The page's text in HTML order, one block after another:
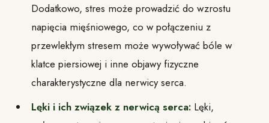
Dodatkowo, stres może prowadzić do wzrostu
napięcia mięśniowego, co w połączeniu z
przewlekłym stresem może wywoływać bóle w
klatce piersiowej i inne objawy fizyczne
charakterystyczne dla nerwicy serca.
Lęki i ich związek z nerwicą serca:Lęki,